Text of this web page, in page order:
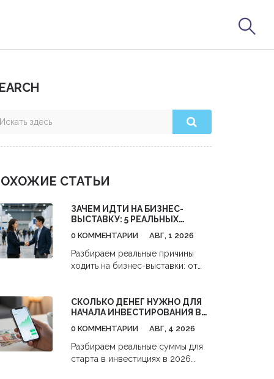
СТАТЬИ
ЗАЧЕМ ИДТИ НА БИЗНЕС-
ВЫСТАВКУ: 5 РЕАЛЬНЫХ
0 КОММЕНТАРИИ АВГ, 1 2026
Разбираем реальные причины
ходить на бизнес-выставки: от
советы, как получить максимум
пользы и окупить затраты.
СКОЛЬКО ДЕНЕГ НУЖНО ДЛЯ
НАЧАЛА ИНВЕСТИРОВАНИЯ В
СТРАТЕГИИ С НУЛЯ
0 КОММЕНТАРИИ АВГ, 4 2026
Разбираем реальные суммы для
старта в инвестициях в 2026